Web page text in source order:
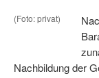
(Foto: privat)
Nachbildung der